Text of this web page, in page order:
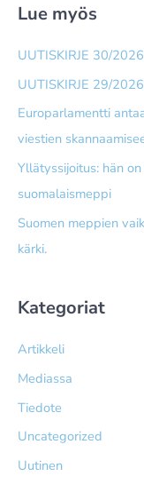
Lue myös
UUTISKIRJE 30/2026
UUTISKIRJE 29/2026
Europarlamentti
viestien
Yllätyssijoitus: hän
suomalaismeppi
Suomen meppien
kärki.
Kategoriat
Artikkeli
Mediassa
Tiedote
Uncategorized
Uutinen